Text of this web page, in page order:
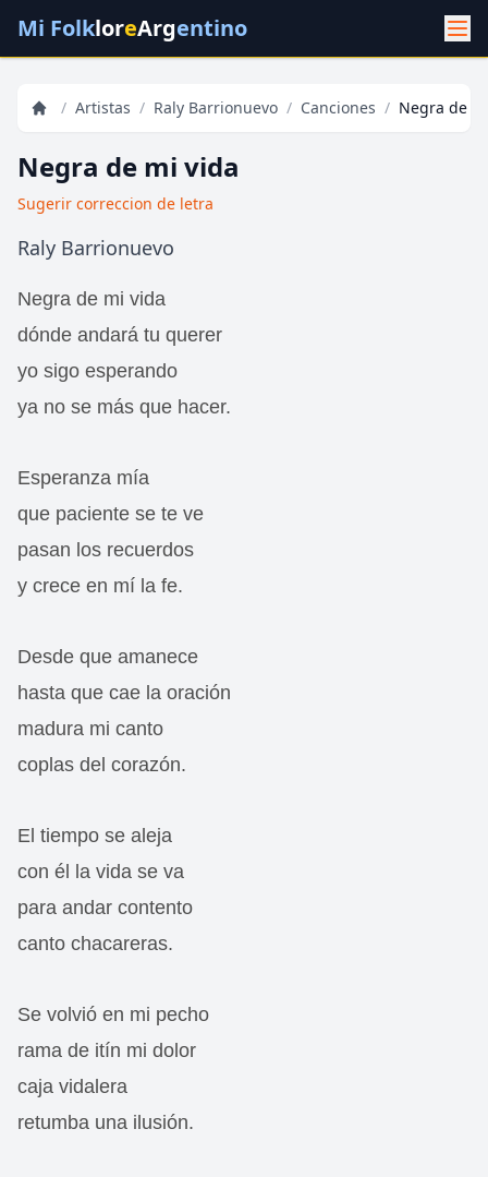
Mi FolkloreArgentino
/ Artistas / Raly Barrionuevo / Canciones / Negra de
Negra de mi vida
Sugerir correccion de letra
Raly Barrionuevo
Negra de mi vida
dónde andará tu querer
yo sigo esperando
ya no se más que hacer.
Esperanza mía
que paciente se te ve
pasan los recuerdos
y crece en mí la fe.
Desde que amanece
hasta que cae la oración
madura mi canto
coplas del corazón.
El tiempo se aleja
con él la vida se va
para andar contento
canto chacareras.
Se volvió en mi pecho
rama de itín mi dolor
caja vidalera
retumba una ilusión.